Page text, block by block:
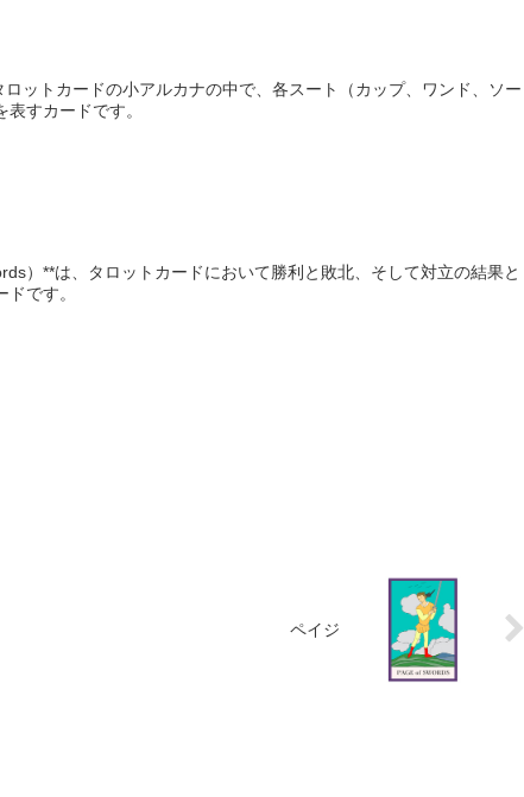
ットカードの小アルカナの中で、各スート（カップ、ワンド、ソー
表すカードです。
）**は、タロットカードにおいて勝利と敗北、そして対立の結果と
です。
ペイジ